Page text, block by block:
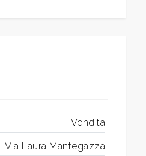
Vendita
Via Laura Mantegazza